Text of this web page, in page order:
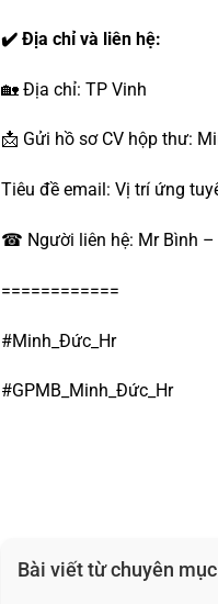
✔️ Địa chỉ và liên hệ:
🏡 Địa chỉ: TP Vinh
📩 Gửi hồ sơ CV hộp thư:
Tiêu đề email: Vị trí ứng
☎ Người liên hệ: Mr Bình –
============
#Minh_Đức_Hr
#GPMB_Minh_Đức_Hr
Bài viết từ chuyên